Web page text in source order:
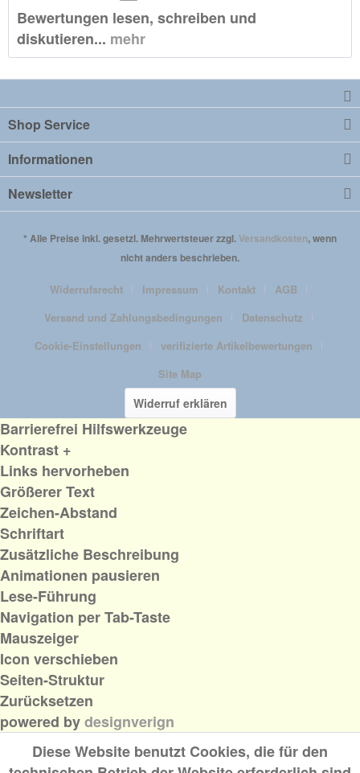
Bewertungen lesen, schreiben und
diskutieren... mehr
Shop Service
Informationen
Newsletter
* Alle Preise inkl. gesetzl. Mehrwertsteuer zzgl.Versandkosten, wenn
nicht anders beschrieben.
Widerrufsrecht Impressum Kontakt
AGB
Versand und Zahlungsbedingungen
Datenschutz
Cookie-Einstellungen
verifizierte Artikelbewertungen
Site Map
Widerruf erklären
Diese Website benutzt Cookies, die für den
Barrierefrei Hilfswerkzeuge
Kontrast +
Links hervorheben
Größerer Text
Zeichen-Abstand
Schriftart
Zusätzliche Beschreibung
Animationen pausieren
Lese-Führung
Navigation per Tab-Taste
Mauszeiger
Icon verschieben
Seiten-Struktur
Zurücksetzen
powered bydesignverign